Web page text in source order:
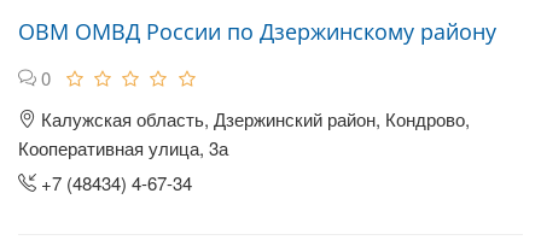
ОВМ ОМВД России по Дзержинскому району
0
Калужская область, Дзержинский район, Кондрово,
Кооперативная улица, 3а
+7 (48434) 4-67-34